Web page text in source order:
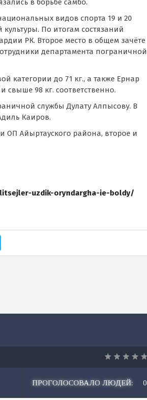
в борьбе самбо.
видов спорта 19 и 20
По итогам состязаний
РК. Второе место в общем зачёте
департамента пограничной
категории до 71 кг., а также Ернар
свыше 98 кг. соответственно.
службы Дулату Алпысову. В
Каиров.
ОП Айыртауского района, второе и
uzdik-oryndargha-ie-boldy/
ПРОГОЛОСОВАЛО ЛЮДЕЙ: 0